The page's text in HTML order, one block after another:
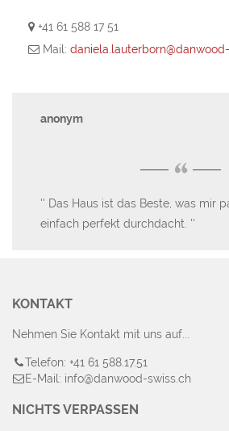
+41 61 588 17 51
Mail:
anonym
“
Das Haus ist das Beste, was mir
einfach perfekt durchdacht.
KONTAKT
Nehmen Sie Kontakt mit uns auf...
Telefon: +41 61 588.17.51
E-Mail: info@danwood-swiss.ch
NICHTS VERPASSEN